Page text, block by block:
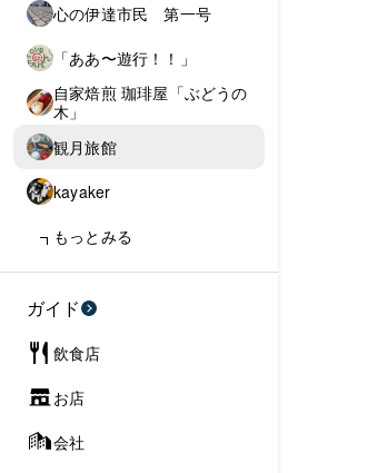
心の伊達市民 第一号
「ああ〜遊行！！」
自家焙煎 珈琲屋「ぶどうの
木」
観月旅館
kayaker
もっとみる
ガイド
飲食店
お店
会社